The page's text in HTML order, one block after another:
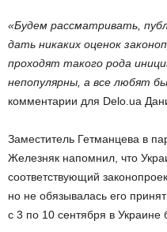
«Будем рассматривать,
дать никаких оценок
проходят такого рода
непопулярны, а все любят
комментарии для Delo.ua
Заместитель Гетманцева в
Железняк напомнил, что
соответствующий
но не обязывалась его
с 3 по 10 сентября в